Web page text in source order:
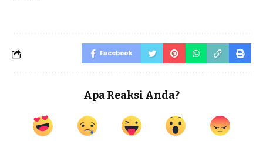
Facebook
Apa Reaksi Anda?